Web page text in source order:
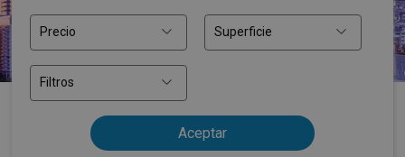
Precio Superficie
Filtros